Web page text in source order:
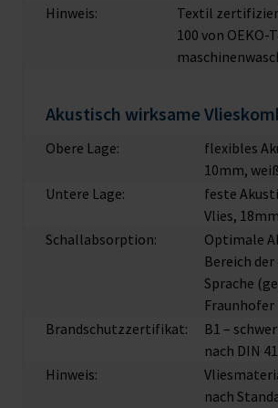
Hinweis:
Textil
100 von
Akustisch wirksame
Obere Lage:
flexibles
10mm,
Untere Lage:
feste
Vlies,
Schallabsorption:
Optimale
Bereich
Sprache
Brandschutzzertifikat:
B1 –
nach DIN
Hinweis:
nach